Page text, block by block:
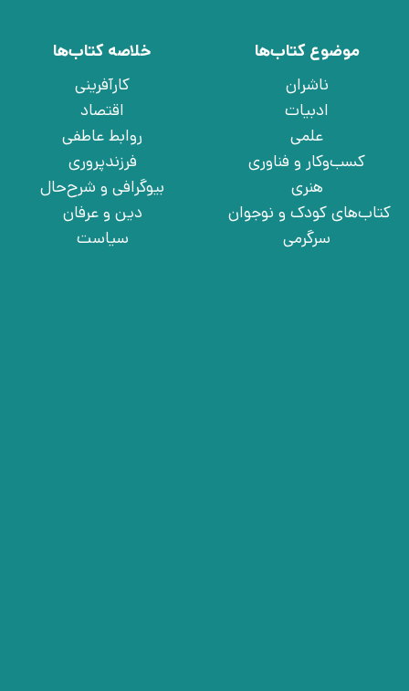
موضوع کتاب‌ها
ناشران
ادبیات
علمی
کسب‌وکار و فناوری
هنری
کتاب‌های کودک و نوجوان
سرگرمی
خلاصه کتاب‌ها
کارآفرینی
اقتصاد
روابط عاطفی
فرزندپروری
بیوگرافی و شرح‌حال
دین و عرفان
سیاست